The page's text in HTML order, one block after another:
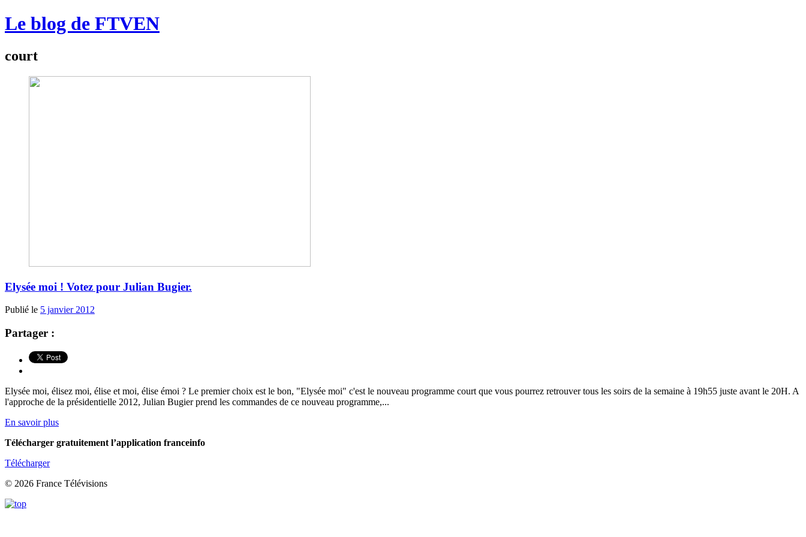
Le blog de FTVEN
court
Elysée moi ! Votez pour Julian Bugier.
Publié le 5 janvier 2012
Partager :
Elysée moi, élisez moi, élise et moi, élise émoi ? Le premier choix est le bon, "Elysée moi" c'est le nouveau programme court que vous pourrez retrouver tous les soirs de la semaine à 19h55 juste avant le 20H. A
l'approche de la présidentielle 2012, Julian Bugier prend les commandes de ce nouveau programme,...
En savoir plus
Télécharger gratuitement l’application franceinfo
Télécharger
© 2026 France Télévisions